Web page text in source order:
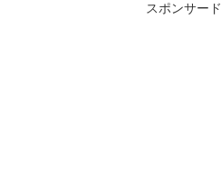
す。そのガチャに
スポンサー